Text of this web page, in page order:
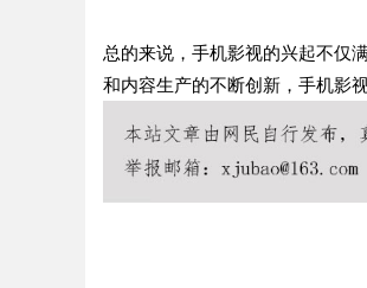
总的来说，手机影视的兴起不仅
和内容生产的不断创新，手机影